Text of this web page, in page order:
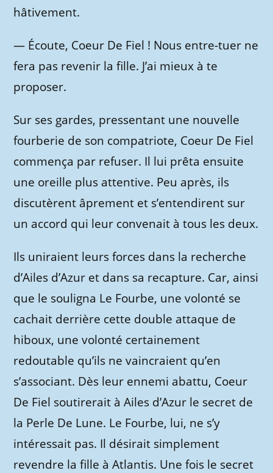
hâtivement.
— Écoute, Coeur De Fiel ! Nous entre-tuer ne
fera pas revenir la fille. J’ai mieux à te
proposer.
Sur ses gardes, pressentant une nouvelle
fourberie de son compatriote, Coeur De Fiel
commença par refuser. Il lui prêta ensuite
une oreille plus attentive. Peu après, ils
discutèrent âprement et s’entendirent sur
un accord qui leur convenait à tous les deux.
Ils uniraient leurs forces dans la recherche
d’Ailes d’Azur et dans sa recapture. Car, ainsi
que le souligna Le Fourbe, une volonté se
cachait derrière cette double attaque de
hiboux, une volonté certainement
redoutable qu’ils ne vaincraient qu’en
s’associant. Dès leur ennemi abattu, Coeur
De Fiel soutirerait à Ailes d’Azur le secret de
la Perle De Lune. Le Fourbe, lui, ne s’y
intéressait pas. Il désirait simplement
revendre la fille à Atlantis. Une fois le secret